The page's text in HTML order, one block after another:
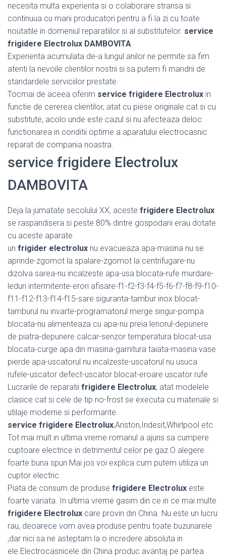
necesita multa experienta si o colaborare stransa si
continuua cu marii producatori pentru a fi la zi cu toate
noutatile in domeniul reparatiilor si al substitutelor. service
frigidere Electrolux DAMBOVITA
Experienta acumulata de-a lungul anilor ne permite sa fim
atenti la nevoile clientilor nostrii si sa putem fi mandrii de
standardele serviciilor prestate.
Tocmai de aceea oferim service frigidere Electrolux in
functie de cererea clientilor, atat cu piese originale cat si cu
substitute, acolo unde este cazul si nu afecteaza deloc
functionarea in conditii optime a aparatului electrocasnic
reparat de compania noastra.
service frigidere Electrolux
DAMBOVITA
Deja la jumatate secolului XX, aceste frigidere Electrolux
se raspandisera si peste 80% dintre gospodarii erau dotate
cu aceste aparate.
un frigider electrolux nu evacueaza apa-masina nu se
aprinde-zgomot la spalare-zgomot la centrifugare-nu
dizolva sarea-nu incalzeste apa-usa blocata-rufe murdare-
leduri intermitente-erori afisare-f1-f2-f3-f4-f5-f6-f7-f8-f9-f10-
f11-f12-f13-f14-f15-sare siguranta-tambur inox blocat-
tamburul nu invarte-programatorul merge singur-pompa
blocata-nu alimenteaza cu apa-nu preia lenorul-depunere
de piatra-depunere calcar-senzor temperatura blocat-usa
blocata-curge apa din masina-garnitura taiata-masina vase
pierde apa-uscatorul nu incalzeste-uscatorul nu usuca
rufele-uscator defect-uscator blocat-eroare uscator rufe
Lucrarile de reparatii frigidere Electrolux, atat modelele
clasice cat si cele de tip no-frost se executa cu materiale si
utilaje moderne si performante.
service frigidere Electrolux,Ariston,Indesit,Whirlpool etc.
Tot mai mult in ultima vreme romanul a ajuns sa cumpere
cuptoare electrice in detrimentul celor pe gaz.O alegere
foarte buna spun.Mai jos voi explica cum putem utiliza un
cuptor electric.
Piata de consum de produse frigidere Electrolux este
foarte variata. In ultima vreme gasim din ce in ce mai multe
frigidere Electrolux care provin din China. Nu este un lucru
rau, deoarece vom avea produse pentru toate buzunarele
,dar nici sa ne asteptam la o incredere absoluta in
ele.Electrocasnicele din China produc avantaj pe partea